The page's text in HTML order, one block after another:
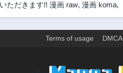
ただきます!! 漫画 raw, 漫画 koma,
Terms of usage DMCA